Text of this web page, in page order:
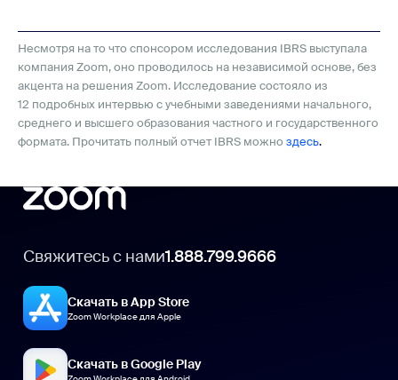
Несмотря на то что спонсором исследования IBRS выступала
компания Zoom, оно проводилось на независимой основе, без
акцента на решения Zoom. Исследование состояло из
12 подробных интервью с учебными заведениями начального,
среднего и высшего образования частного и государственного
формата. Прочитать полный отчет IBRS можно здесь.
Свяжитесь с нами1.888.799.9666
Скачать в App Store
Zoom Workplace для Apple
Скачать в Google Play